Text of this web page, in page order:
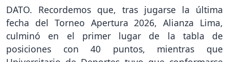
DATO. Recordemos que, tras jugarse la última
fecha del Torneo Apertura 2026, Alianza Lima,
culminó en el primer lugar de la tabla de
posiciones con 40 puntos, mientras que